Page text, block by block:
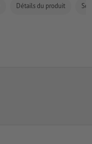
Détails du produit